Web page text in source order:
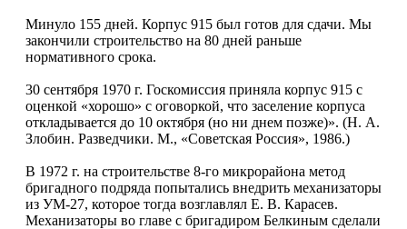
Минуло 155 дней. Корпус 915 был готов для сдачи. Мы
закончили строительство на 80 дней раньше
нормативного срока.
30 сентября 1970 г. Госкомиссия приняла корпус 915 с
оценкой «хорошо» с оговоркой, что заселение корпуса
откладывается до 10 октября (но ни днем позже)». (Н. А.
Злобин. Разведчики. М., «Советская Россия», 1986.)
В 1972 г. на строительстве 8-го микрорайона метод
бригадного подряда попытались внедрить механизаторы
из УМ-27, которое тогда возглавлял Е. В. Карасев.
Механизаторы во главе с бригадиром Белкиным сделали